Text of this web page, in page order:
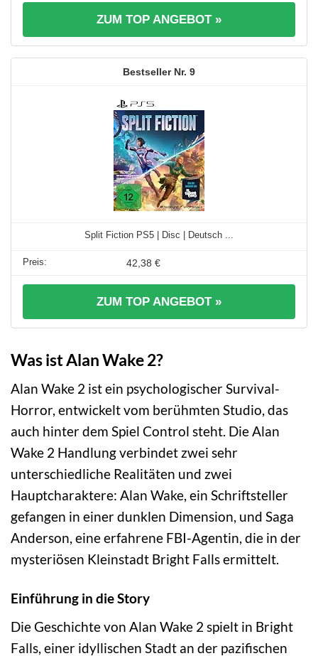
ZUM TOP ANGEBOT »
9
Split Fiction PS5 | Disc | Deutsch ...
42,38 €
ZUM TOP ANGEBOT »
Was ist Alan Wake 2?
Alan Wake 2 ist ein psychologischer Survival-
Horror, entwickelt vom berühmten Studio, das
auch hinter dem Spiel Control steht. Die Alan
Wake 2 Handlung verbindet zwei sehr
unterschiedliche Realitäten und zwei
Hauptcharaktere: Alan Wake, ein Schriftsteller
gefangen in einer dunklen Dimension, und Saga
Anderson, eine erfahrene FBI-Agentin, die in der
mysteriösen Kleinstadt Bright Falls ermittelt.
Einführung in die Story
Die Geschichte von Alan Wake 2 spielt in Bright
Falls, einer idyllischen Stadt an der pazifischen